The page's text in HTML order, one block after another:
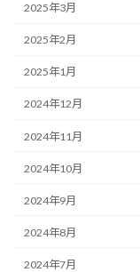
2025年3月
2025年2月
2025年1月
2024年12月
2024年11月
2024年10月
2024年9月
2024年8月
2024年7月